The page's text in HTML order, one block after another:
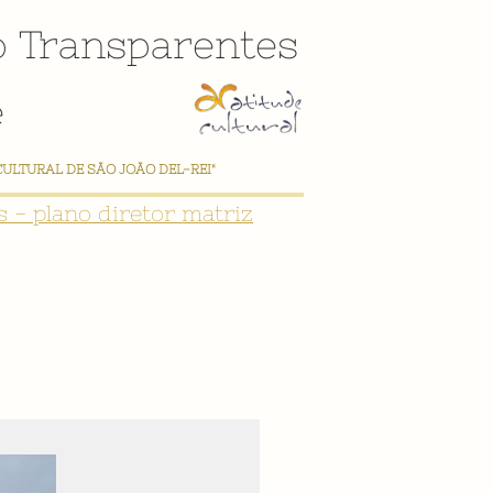
Transparentes
DE SÃO JOÃO DEL-REI"
- plano diretor matriz